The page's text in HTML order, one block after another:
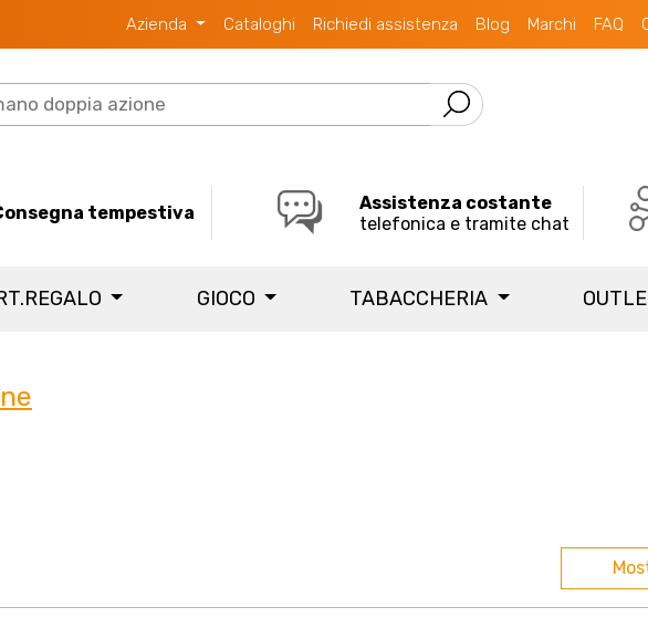
Azienda Cataloghi Richiedi assistenza Blog Marchi FAQ
tempestiva
Assistenza costante
telefonica e tramite chat
GIOCO TABACCHERIA